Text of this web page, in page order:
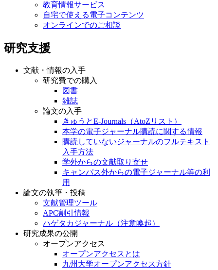
教育情報サービス
自宅で使える電子コンテンツ
オンラインでのご相談
研究支援
文献・情報の入手
研究費での購入
図書
雑誌
論文の入手
きゅうとE-Journals（AtoZリスト）
本学の電子ジャーナル購読に関する情報
購読していないジャーナルのフルテキスト
入手方法
学外からの文献取り寄せ
キャンパス外からの電子ジャーナル等の利
用
論文の執筆・投稿
文献管理ツール
APC割引情報
ハゲタカジャーナル（注意喚起）
研究成果の公開
オープンアクセス
オープンアクセスとは
九州大学オープンアクセス方針